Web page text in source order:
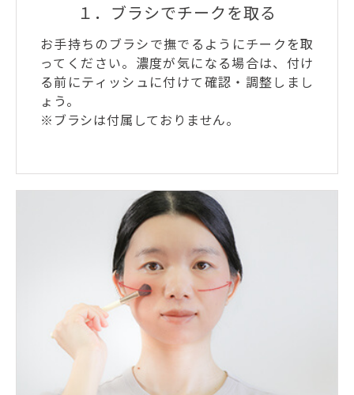
１．ブラシでチークを取る
お手持ちのブラシで撫でるようにチークを取
ってください。濃度が気になる場合は、付け
る前にティッシュに付けて確認・調整しまし
ょう。
※ブラシは付属しておりません。